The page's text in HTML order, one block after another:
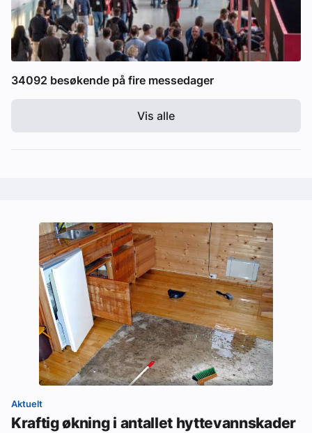
34092 besøkende på fire messedager
Vis alle
Aktuelt
Kraftig økning i antallet hyttevannskader